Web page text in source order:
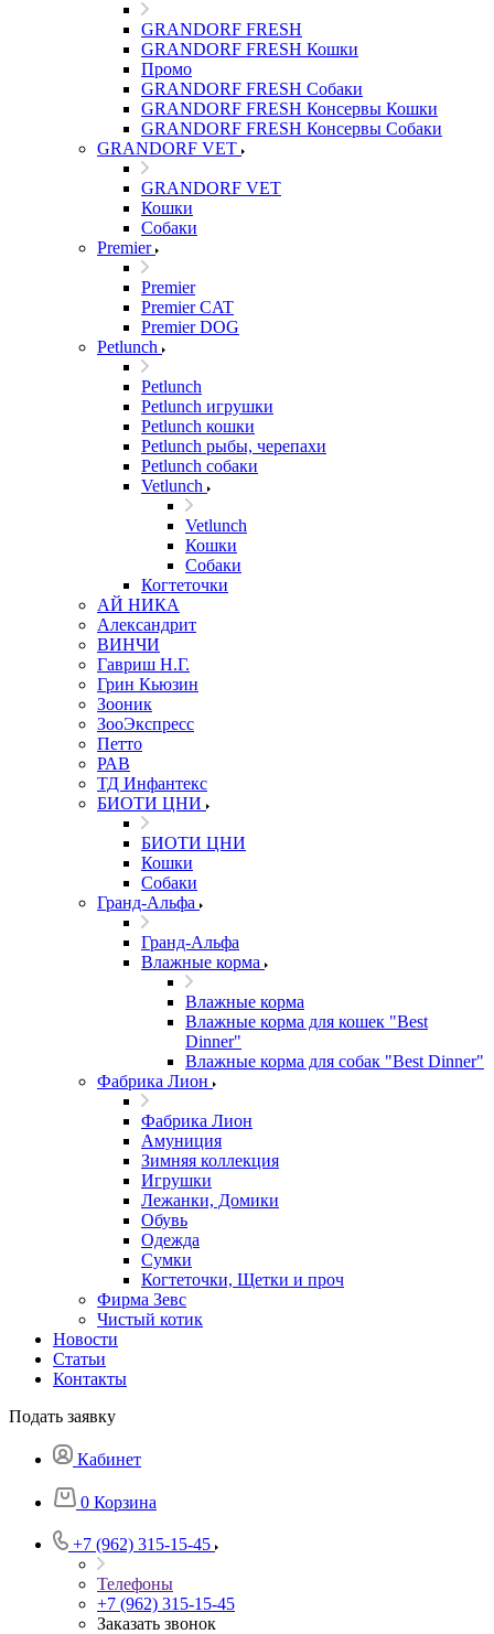
GRANDORF FRESH
GRANDORF FRESH Кошки
Промо
GRANDORF FRESH Собаки
GRANDORF FRESH Консервы Кошки
GRANDORF FRESH Консервы Собаки
GRANDORF VET
GRANDORF VET
Кошки
Собаки
Premier
Premier
Premier CAT
Premier DOG
Petlunch
Petlunch
Petlunch игрушки
Petlunch кошки
Petlunch рыбы, черепахи
Petlunch собаки
Vetlunch
Vetlunch
Кошки
Собаки
Когтеточки
АЙ НИКА
Александрит
ВИНЧИ
Гавриш Н.Г.
Грин Кьюзин
Зооник
ЗооЭкспресс
Петто
РАВ
ТД Инфантекс
БИОТИ ЦНИ
БИОТИ ЦНИ
Кошки
Собаки
Гранд-Альфа
Гранд-Альфа
Влажные корма
Влажные корма
Влажные корма для кошек "Best
Dinner"
Влажные корма для собак "Best Dinner"
Фабрика Лион
Фабрика Лион
Амуниция
Зимняя коллекция
Игрушки
Лежанки, Домики
Обувь
Одежда
Сумки
Когтеточки, Щетки и проч
Фирма Зевс
Чистый котик
Новости
Статьи
Контакты
Подать заявку
Кабинет
0 Корзина
+7 (962) 315-15-45
Телефоны
+7 (962) 315-15-45
Заказать звонок